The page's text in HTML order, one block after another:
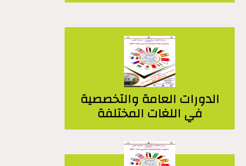
الدورات العامة والتخصصية
في اللغات المختلفة